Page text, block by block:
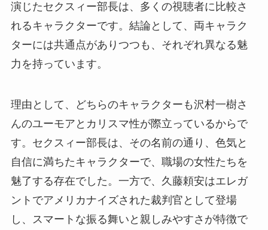
演じたセクスィー部長は、多くの視聴者に比較さ
れるキャラクターです。結論として、両キャラク
ターには共通点がありつつも、それぞれ異なる魅
力を持っています。
理由として、どちらのキャラクターも沢村一樹さ
んのユーモアとカリスマ性が際立っているからで
す。セクスィー部長は、その名前の通り、色気と
自信に満ちたキャラクターで、職場の女性たちを
魅了する存在でした。一方で、久藤頼安はエレガ
ントでアメリカナイズされた裁判官として登場
し、スマートな振る舞いと親しみやすさが特徴で